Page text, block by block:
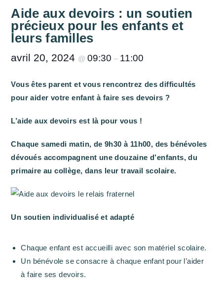
Aide aux devoirs : un soutien
précieux pour les enfants et
leurs familles
avril 20, 2024 @09:30– 11:00
Vous êtes parent et vous rencontrez des difficultés
pour aider votre enfant à faire ses devoirs ?
L’aide aux devoirs est là pour vous !
Chaque samedi matin, de 9h30 à 11h00, des bénévoles
dévoués accompagnent une douzaine d’enfants, du
primaire au collège, dans leur travail scolaire.
Un soutien individualisé et adapté
Chaque enfant est accueilli avec son matériel scolaire.
Un bénévole se consacre à chaque enfant pour l’aider
à faire ses devoirs.